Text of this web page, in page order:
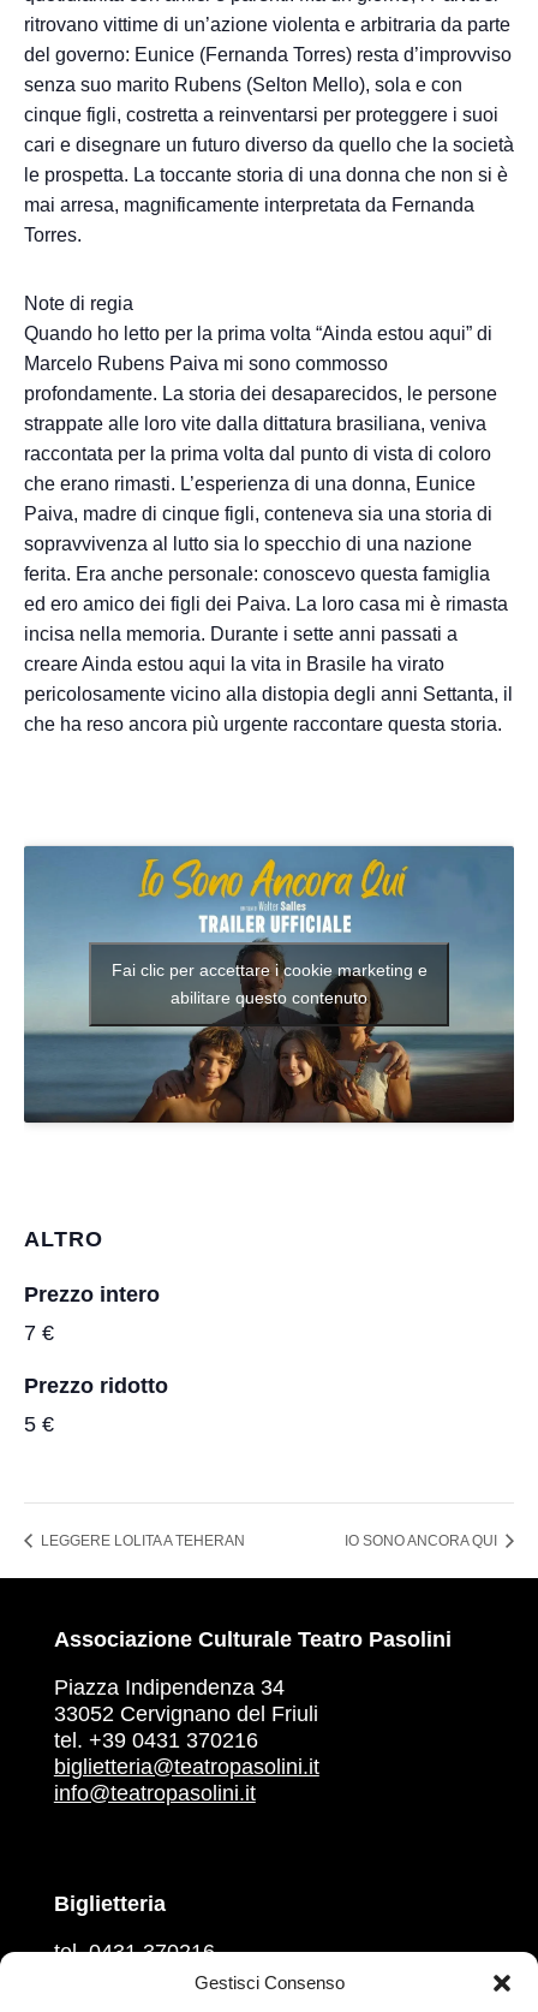
Gestisci Consenso
ritrovano vittime di un’azione violenta e arbitraria da parte
del governo: Eunice (Fernanda Torres) resta d’improvviso
senza suo marito Rubens (Selton Mello), sola e con
cinque figli, costretta a reinventarsi per proteggere i suoi
cari e disegnare un futuro diverso da quello che la società
le prospetta. La toccante storia di una donna che non si è
mai arresa, magnificamente interpretata da Fernanda
Torres.
Note di regia
Quando ho letto per la prima volta “Ainda estou aqui” di
Marcelo Rubens Paiva mi sono commosso
profondamente. La storia dei desaparecidos, le persone
strappate alle loro vite dalla dittatura brasiliana, veniva
raccontata per la prima volta dal punto di vista di coloro
che erano rimasti. L’esperienza di una donna, Eunice
Paiva, madre di cinque figli, conteneva sia una storia di
sopravvivenza al lutto sia lo specchio di una nazione
ferita. Era anche personale: conoscevo questa famiglia
ed ero amico dei figli dei Paiva. La loro casa mi è rimasta
incisa nella memoria. Durante i sette anni passati a
creare Ainda estou aqui la vita in Brasile ha virato
pericolosamente vicino alla distopia degli anni Settanta, il
che ha reso ancora più urgente raccontare questa storia.
Fai clic per accettare i cookie marketing e
abilitare questo contenuto
ALTRO
Prezzo intero
7 €
Prezzo ridotto
5 €
LEGGERE LOLITA A TEHERAN IO SONO ANCORA QUI
Associazione Culturale Teatro Pasolini
Piazza Indipendenza 34
33052 Cervignano del Friuli
tel. +39 0431 370216
biglietteria@teatropasolini.it
info@teatropasolini.it
Biglietteria
tel. 0431 370216
martedì, mercoledì, venerdì